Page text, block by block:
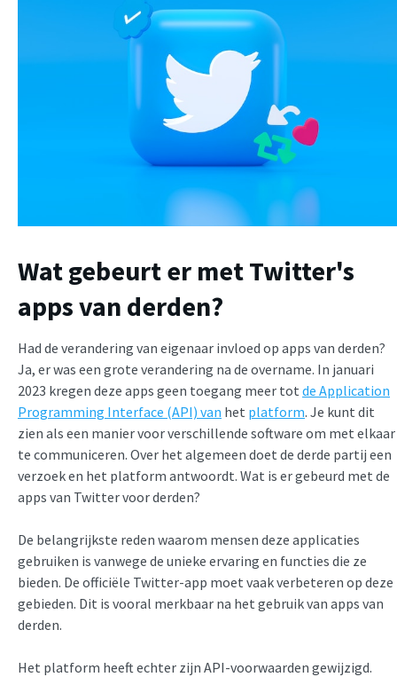
Wat gebeurt er met Twitter's
apps van derden?
Had de verandering van eigenaar invloed op apps van derden?
Ja, er was een grote verandering na de overname. In januari
2023 kregen deze apps geen toegang meer tot de Application
Programming Interface (API) van het platform. Je kunt dit
zien als een manier voor verschillende software om met elkaar
te communiceren. Over het algemeen doet de derde partij een
verzoek en het platform antwoordt. Wat is er gebeurd met de
apps van Twitter voor derden?
De belangrijkste reden waarom mensen deze applicaties
gebruiken is vanwege de unieke ervaring en functies die ze
bieden. De officiële Twitter-app moet vaak verbeteren op deze
gebieden. Dit is vooral merkbaar na het gebruik van apps van
derden.
Het platform heeft echter zijn API-voorwaarden gewijzigd.